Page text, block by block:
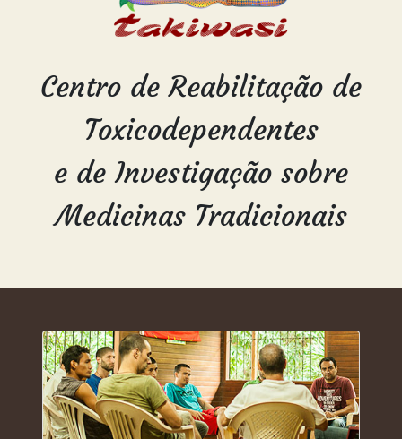
Centro de Reabilitação de
Toxicodependentes
e de Investigação sobre
Medicinas Tradicionais